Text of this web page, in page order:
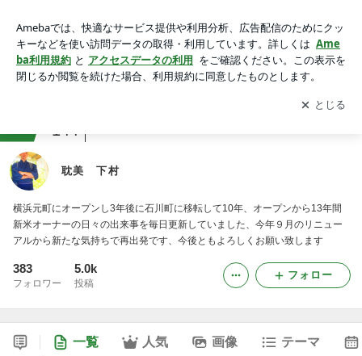
アプリをダウンロードして ブログの更新通知
を受け取りまし
ょう。
開く
144
耽美 下村
横浜元町にオープンし3年後に石川町に移転して10年、オープンから13年間
新米オーナーの日々の出来事を毎日更新していました、今年９月のリニュー
アルから新たな気持ちで再出発です、今後ともよろしくお願い致します
383
フォロワー
5.0k
投稿
フォロー
一覧 人気 画像 テーマ